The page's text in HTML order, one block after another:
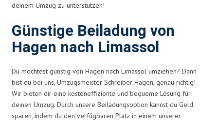
deinem Umzug zu unterstützen!
Günstige Beiladung von
Hagen nach Limassol
Du möchtest günstig von Hagen nach Limassol umziehen? Dann
bist du bei uns, Umzugsmeister Schreiber Hagen, genau richtig!
Wir bieten dir eine kosteneffiziente und bequeme Lösung für
deinen Umzug. Durch unsere Beiladungsoption kannst du Geld
sparen, indem du den verfügbaren Platz in einem unserer